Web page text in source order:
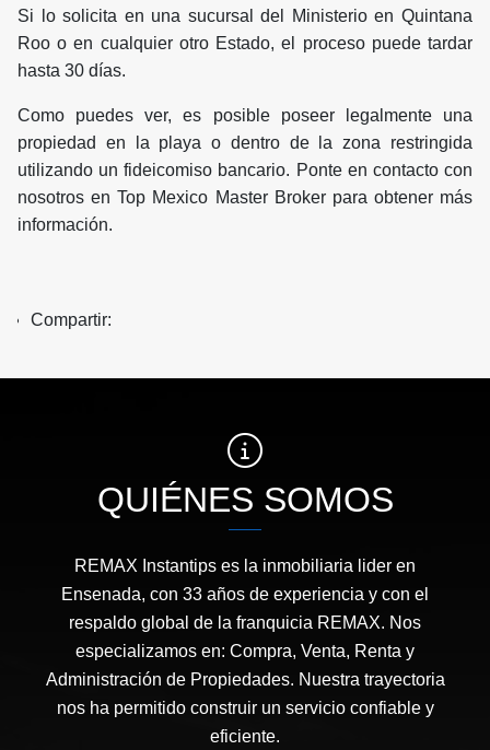
Si lo solicita en una sucursal del Ministerio en Quintana
Roo o en cualquier otro Estado, el proceso puede tardar
hasta 30 días.
Como puedes ver, es posible poseer legalmente una
propiedad en la playa o dentro de la zona restringida
utilizando un fideicomiso bancario. Ponte en contacto con
nosotros en Top Mexico Master Broker para obtener más
información.
Compartir:
QUIÉNES SOMOS
REMAX Instantips es la inmobiliaria lider en
Ensenada, con 33 años de experiencia y con el
respaldo global de la franquicia REMAX. Nos
especializamos en: Compra, Venta, Renta y
Administración de Propiedades. Nuestra trayectoria
nos ha permitido construir un servicio confiable y
eficiente.